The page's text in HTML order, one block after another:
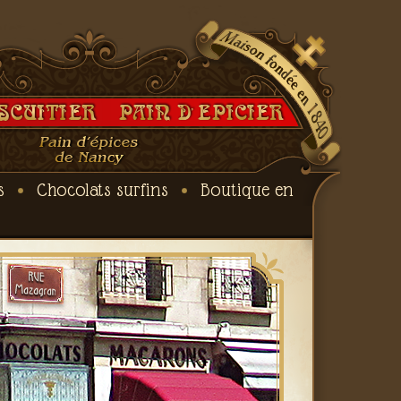
Chocolats surfins Boutique en